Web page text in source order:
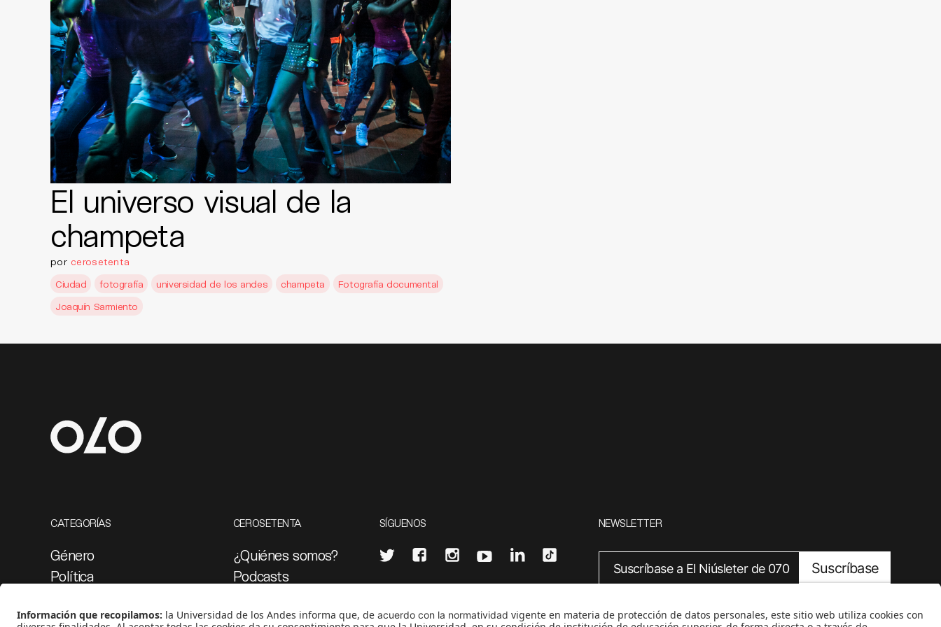
El universo visual de la
champeta
por cerosetenta
Ciudad
fotografía universidad de los andes champeta
Fotografía documental
Joaquín Sarmiento
CATEGORÍAS
Género
Política
Medio ambiente
CEROSETENTA
¿Quiénes somos?
Podcasts
Proyectos 070
SÍGUENOS NEWSLETTER
Suscríbase